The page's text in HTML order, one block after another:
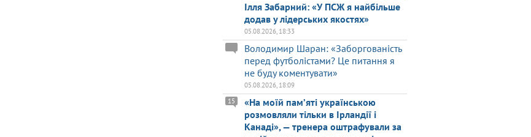
Ілля Забарний: «У ПСЖ я найбільше
додав у лідерських якостях»
05.08.2026, 18:33
Володимир Шаран: «Заборгованість
перед футболістами? Це питання я
не буду коментувати»
05.08.2026, 18:09
«На моїй памʼяті українською
розмовляли тільки в Ірландії і
Канаді», — тренера оштрафували за
15